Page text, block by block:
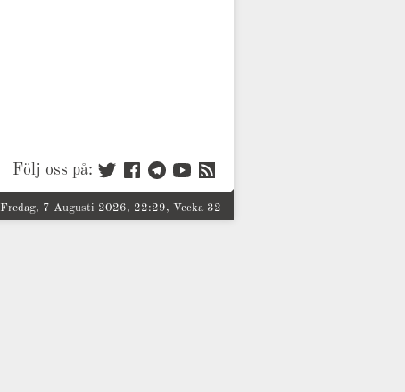
Följ oss på:
Fredag, 7 Augusti 2026, 22:29, Vecka 32